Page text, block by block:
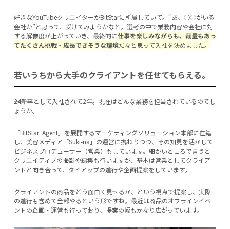
好きなYouTubeクリエイターがBitStarに所属していて。“あ、◯◯がいる
会社か”と思って、受けてみようかなと。選考の中で業務内容や会社に対
する解像度が上がっていき、最終的に仕事を楽しみながらも、裁量もあっ
てたくさん挑戦・成長できそうな環境だなと思って入社を決めました。
若いうちから大手のクライアントを任せてもらえる。
―――24新卒として入社されて2年。現在はどんな業務を担当されているのでし
ょうか。
「BitStar Agent」を展開するマーケティングソリューション本部に在籍
し、美容メディア「Suki-na」の運営に携わりつつ、その知見を活かして
ビジネスプロデューサー（営業）もしています。細かいところで言うと
クリエイティブの撮影や編集も行いますが、基本は営業としてクライア
ントと向き合って、タイアップの進行や企画提案をしています。
クライアントの商品をどう面白く見せるか、という視点で提案し、実際
の進行も含めて全部やるという形ですね。最近は商品のオフラインイベ
ントの企画・運営も行っており、提案の幅もかなり広がっています。